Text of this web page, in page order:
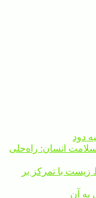
دود
سلامت انسان: راه‌حلی
زیست با تمرکز بر
به آن